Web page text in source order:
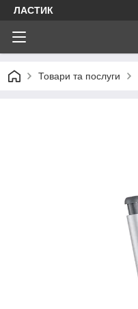
ЛАСТИК
Товари та послуги